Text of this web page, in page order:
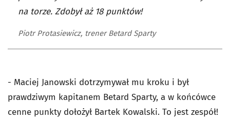
na torze. Zdobył aż 18 punktów!
Piotr Protasiewicz, trener Betard Sparty
- Maciej Janowski dotrzymywał mu kroku i był
prawdziwym kapitanem Betard Sparty, a w końcówce
cenne punkty dołożył Bartek Kowalski. To jest zespół!